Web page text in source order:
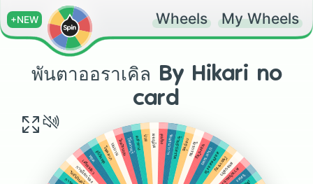
+NEW Wheels My Wheels
พันตาออราเคิล By Hikari no
card
นิจนิรันดร์
การเรียกร้อง
เตรียมตัว
หยุดอุบัติเหตุโชคลาภบนบานติดสินบนให้ความรู้คลำทาง ป่วย ผจญภัย คุมขังพันธนาการข้ามอุปสรรคกลยุทธ์โจรกรรมของขวัญประทานพร
สองจิตสองใจเชี่ยวชาญ
ครอบครัว
ความขัดแย้งจัดส่ง